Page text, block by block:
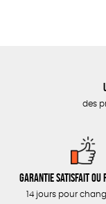
CUISINE /
ACCESSOIRES
des
Garantie satisfait ou
14 jours pour